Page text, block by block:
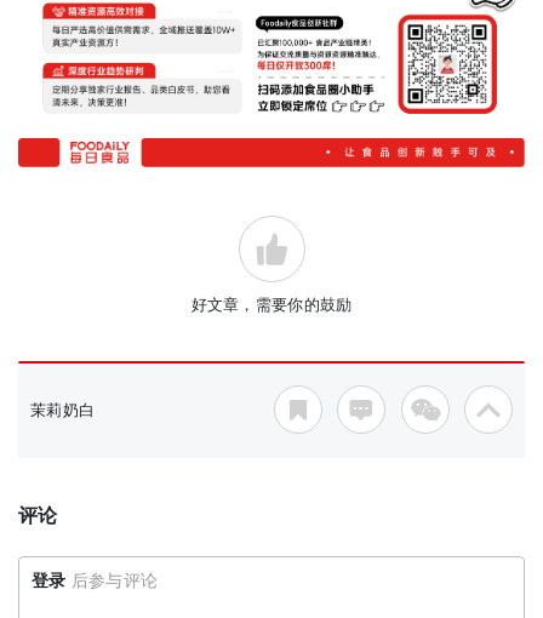
好文章，需要你的鼓励
茉莉奶白
评论
登录 后参与评论